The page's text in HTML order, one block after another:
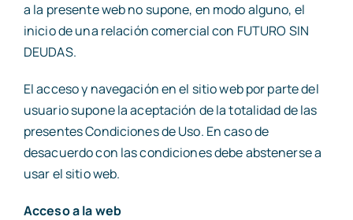
a la presente web no supone, en modo alguno, el
inicio de una relación comercial con FUTURO SIN
DEUDAS.
El acceso y navegación en el sitio web por parte del
usuario supone la aceptación de la totalidad de las
presentes Condiciones de Uso. En caso de
desacuerdo con las condiciones debe abstenerse a
usar el sitio web.
Acceso a la web